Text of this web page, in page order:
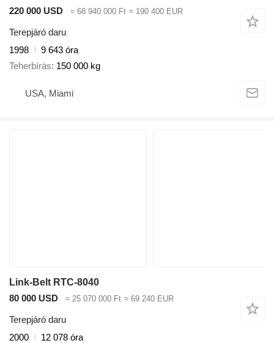
220 000 USD
≈ 68 940 000 Ft ≈ 190 400 EUR
Terepjáró daru
1998
9 643 óra
Teherbírás 150 000 kg
USA, Miami
Link-Belt RTC-8040
80 000 USD
≈ 25 070 000 Ft ≈ 69 240 EUR
Terepjáró daru
2000
12 078 óra